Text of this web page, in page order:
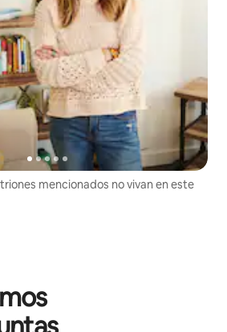
mencionados no vivan en este